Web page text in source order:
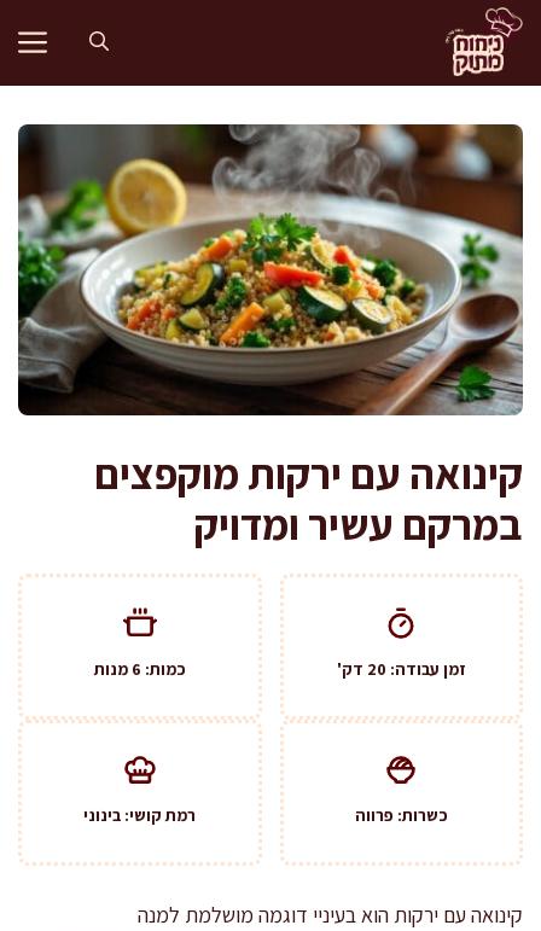
לדלג
לתוכן
קינואה עם ירקות מוקפצים
במרקם עשיר ומדויק
זמן עבודה: 20 דק' כמות: 6 מנות
כשרות: פרווה רמת קושי: בינוני
קינואה עם ירקות הוא בעיניי דוגמה מושלמת למנה